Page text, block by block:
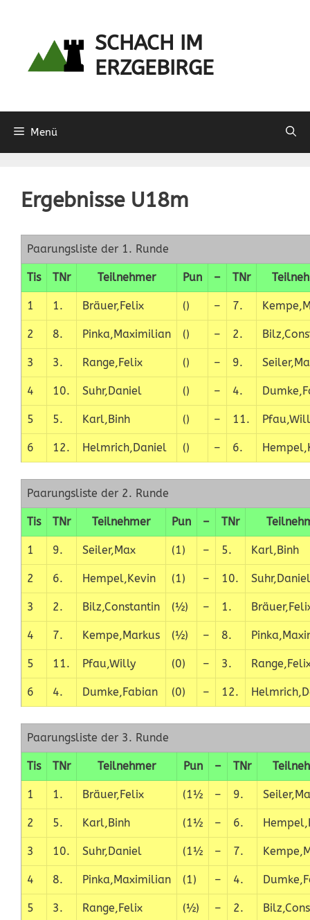
SCHACH IM
ERZGEBIRGE
Menü
Ergebnisse U18m
Paarungsliste der 1. Runde
Tis TNr Teilnehmer Pun – TNr
1 1. Bräuer,Felix () – 7.
2 8. Pinka,Maximilian () – 2.
3 3. Range,Felix () – 9.
4 10. Suhr,Daniel () – 4.
5 5. Karl,Binh () – 11.
6 12. Helmrich,Daniel () – 6.
Paarungsliste der 2. Runde
Tis TNr Teilnehmer Pun – TNr
1 9. Seiler,Max (1) – 5. Karl,Binh
2 6. Hempel,Kevin (1) – 10. Suhr,Daniel
3 2. Bilz,Constantin (½) – 1.
4 7. Kempe,Markus (½) – 8.
5 11. Pfau,Willy (0) – 3.
6 4. Dumke,Fabian (0) – 12.
Paarungsliste der 3. Runde
Tis TNr Teilnehmer Pun – TNr
1 1. Bräuer,Felix (1½ – 9.
2 5. Karl,Binh (1½ – 6.
3 10. Suhr,Daniel (1½ – 7.
4 8. Pinka,Maximilian (1) – 4.
5 3. Range,Felix (½) – 2.